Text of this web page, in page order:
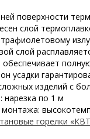
поверхности
слой
слой
усадки
изделий с
нарезка по 1 м
горелки